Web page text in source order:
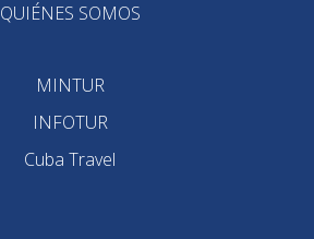
QUIÉNES SOMOS
MINTUR
INFOTUR
Cuba Travel